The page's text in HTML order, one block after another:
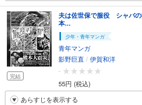
完結
夫は佐世保で服役 シャバ
本...
少年・青年マンガ
青年マンガ
影野巨直 / 伊賀和洋
-
55円 (税込)
あらすじを表示する